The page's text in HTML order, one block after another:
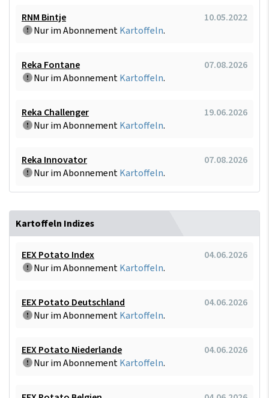
RNM Bintje
10.05.2022
Nur im AbonnementKartoffeln.
Reka Fontane
07.08.2026
Nur im AbonnementKartoffeln.
Reka Challenger
19.06.2026
Nur im AbonnementKartoffeln.
Reka Innovator
07.08.2026
Nur im AbonnementKartoffeln.
Kartoffeln Indizes
EEX Potato Index
04.06.2026
Nur im AbonnementKartoffeln.
EEX Potato Deutschland
04.06.2026
Nur im AbonnementKartoffeln.
EEX Potato Niederlande
04.06.2026
Nur im AbonnementKartoffeln.